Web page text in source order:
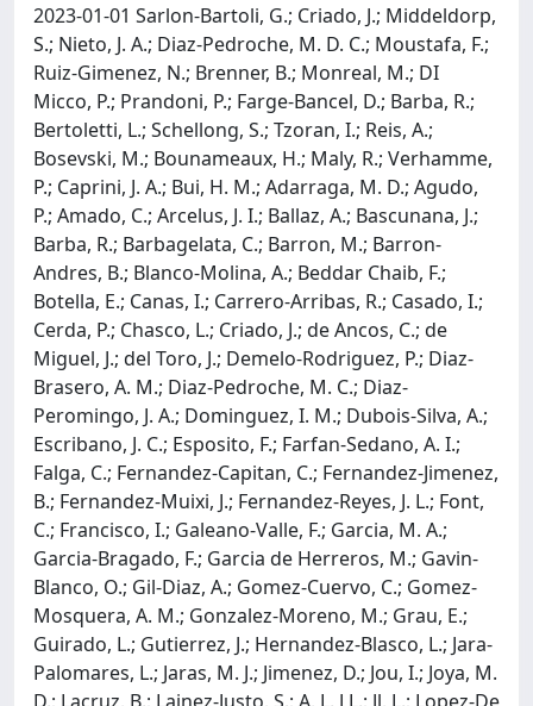
2023-01-01 Sarlon-Bartoli, G.; Criado, J.; Middeldorp,
S.; Nieto, J. A.; Diaz-Pedroche, M. D. C.; Moustafa, F.;
Ruiz-Gimenez, N.; Brenner, B.; Monreal, M.; DI
Micco, P.; Prandoni, P.; Farge-Bancel, D.; Barba, R.;
Bertoletti, L.; Schellong, S.; Tzoran, I.; Reis, A.;
Bosevski, M.; Bounameaux, H.; Maly, R.; Verhamme,
P.; Caprini, J. A.; Bui, H. M.; Adarraga, M. D.; Agudo,
P.; Amado, C.; Arcelus, J. I.; Ballaz, A.; Bascunana, J.;
Barba, R.; Barbagelata, C.; Barron, M.; Barron-
Andres, B.; Blanco-Molina, A.; Beddar Chaib, F.;
Botella, E.; Canas, I.; Carrero-Arribas, R.; Casado, I.;
Cerda, P.; Chasco, L.; Criado, J.; de Ancos, C.; de
Miguel, J.; del Toro, J.; Demelo-Rodriguez, P.; Diaz-
Brasero, A. M.; Diaz-Pedroche, M. C.; Diaz-
Peromingo, J. A.; Dominguez, I. M.; Dubois-Silva, A.;
Escribano, J. C.; Esposito, F.; Farfan-Sedano, A. I.;
Falga, C.; Fernandez-Capitan, C.; Fernandez-Jimenez,
B.; Fernandez-Muixi, J.; Fernandez-Reyes, J. L.; Font,
C.; Francisco, I.; Galeano-Valle, F.; Garcia, M. A.;
Garcia-Bragado, F.; Garcia de Herreros, M.; Gavin-
Blanco, O.; Gil-Diaz, A.; Gomez-Cuervo, C.; Gomez-
Mosquera, A. M.; Gonzalez-Moreno, M.; Grau, E.;
Guirado, L.; Gutierrez, J.; Hernandez-Blasco, L.; Jara-
Palomares, L.; Jaras, M. J.; Jimenez, D.; Jou, I.; Joya, M.